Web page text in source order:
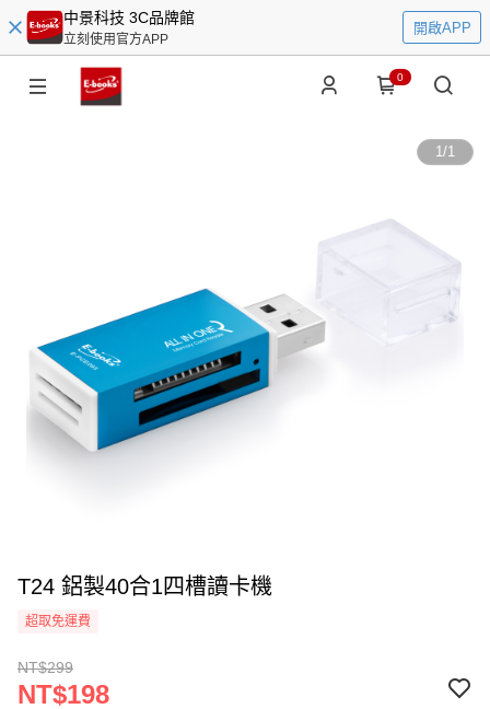
中景科技 3C品牌館
立刻使用官方APP
開啟APP
0
1/1
T24 鋁製40合1四槽讀卡機
超取免運費
NT$299
NT$198